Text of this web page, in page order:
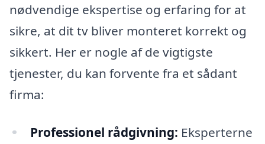
nødvendige ekspertise og erfaring for at
sikre, at dit tv bliver monteret korrekt og
sikkert. Her er nogle af de vigtigste
tjenester, du kan forvente fra et sådant
firma:
Professionel rådgivning: Eksperterne